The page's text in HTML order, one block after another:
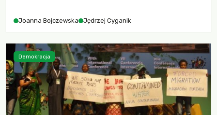
Joanna Bojczewska Jędrzej Cyganik
Demokracja